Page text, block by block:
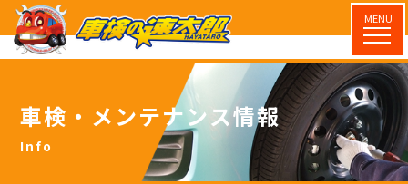
MENU
車検・メンテナンス情報